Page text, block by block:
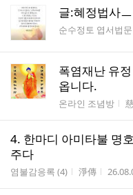
글:혜정법사
게시판명
순수정토 엽서법문
폭염재난 유
옵니다.
게시판명
온라인 조념방
4. 한마디 아미타불 명
주다
게시판명
염불감응록 (4) 작성자
淨傳 작성